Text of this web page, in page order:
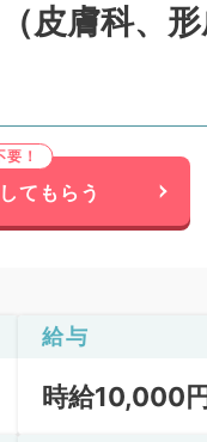
皮膚科、
てもらう
給与
時給10,000